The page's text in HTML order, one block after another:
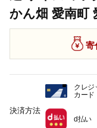
かん畑 愛南町
寄
決済方法
クレジ
カード
d払い